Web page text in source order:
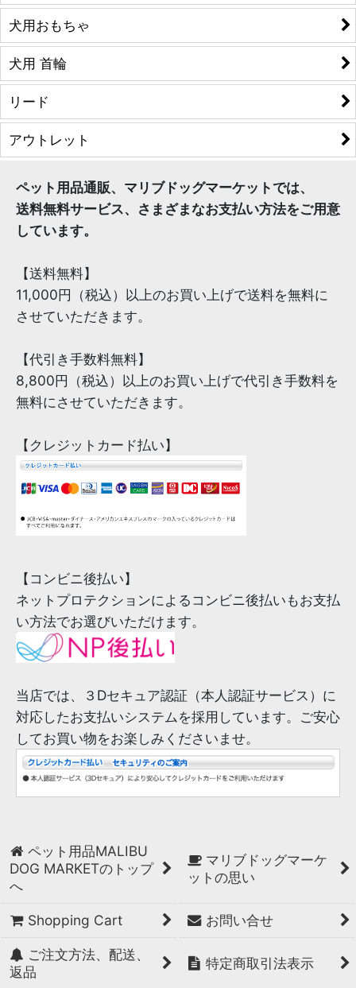
犬用おもちゃ
犬用 首輪
リード
アウトレット
ペット用品通販、マリブドッグマーケットでは、
送料無料サービス、さまざまなお支払い方法をご用意
しています。
【送料無料】
11,000円（税込）以上のお買い上げで送料を無料に
させていただきます。
【代引き手数料無料】
8,800円（税込）以上のお買い上げで代引き手数料を
無料にさせていただきます。
【クレジットカード払い】
【コンビニ後払い】
ネットプロテクションによるコンビニ後払いもお支払
い方法でお選びいただけます。
当店では、３Dセキュア認証（本人認証サービス）に
対応したお支払いシステムを採用しています。ご安心
してお買い物をお楽しみくださいませ。
ペット用品MALIBU
DOG MARKETのトップ
へ
マリブドッグマーケ
ットの思い
Shopping Cart お問い合せ
ご注文方法、配送、
返品
特定商取引法表示